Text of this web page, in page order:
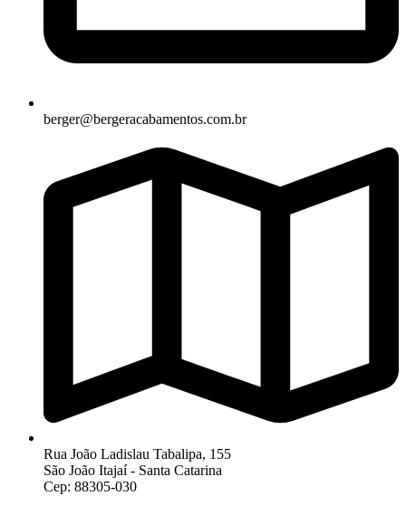
berger@bergeracabamentos.com.br
Rua João Ladislau Tabalipa, 155
São João Itajaí - Santa Catarina
Cep: 88305-030